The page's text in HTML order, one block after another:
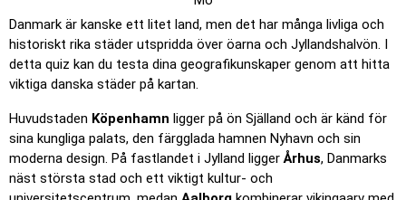
Klicka på… (lättast): Fungerar som 'Klicka på…', men när
du för muspekaren över en plats visas namnet.
Klicka på… (lätt): Liknar 'Klicka på…', men tre möjliga
platser markeras för att göra valet enklare.
Klicka på…: Klicka på den exakta plats du blir ombedd att
hitta.
Klicka på… (svårt): Som 'Klicka på…', men platserna
återgår till sin ursprungliga färg efter att de klickats på.
Danmark är kanske ett litet land, men det har många livliga och
historiskt rika städer utspridda över öarna och Jyllandshalvön. I
detta quiz kan du testa dina geografikunskaper genom att hitta
viktiga danska städer på kartan.
Huvudstaden Köpenhamn ligger på ön Själland och är känd för
sina kungliga palats, den färgglada hamnen Nyhavn och sin
moderna design. På fastlandet i Jylland liggerÅrhus, Danmarks
näst största stad och ett viktigt kultur- och